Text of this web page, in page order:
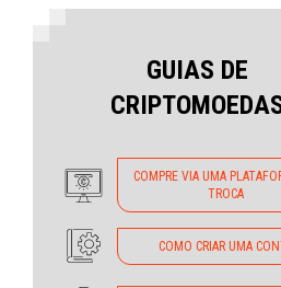
GUIAS DE
COMPRE VIA UMA
TROCA
COMO CRIAR UMA